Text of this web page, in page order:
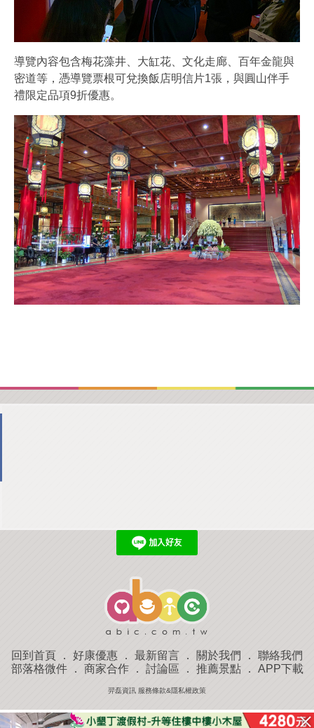
導覽內容包含梅花藻井、大缸花、文化走廊、百年金龍與
密道等，憑導覽票根可兌換飯店明信片1張，與圓山伴手
禮限定品項9折優惠。
回到首頁 ． 好康優惠 ． 最新留言 ． 關於我們 ． 聯絡我們
部落格微件． 商家合作． 討論區 ． 推薦景點． APP下載
羿磊資訊 服務條款&隱私權政策